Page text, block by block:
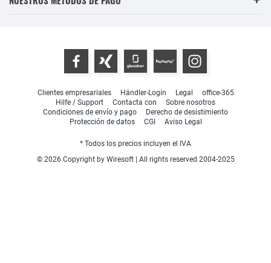
Clientes empresariales Händler-Login Legal
office-365
Hilfe / Support
Contacta con
Sobre nosotros
Condiciones de envío y pago
Derecho de desistimiento
Protección de datos
CGI Aviso Legal
* Todos los precios incluyen el IVA
© 2026 Copyright by Wiresoft | All rights reserved 2004-2025